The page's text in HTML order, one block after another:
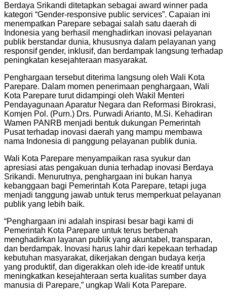
Berdaya Srikandi ditetapkan sebagai award winner pada
kategori “Gender-responsive public services”. Capaian ini
menempatkan Parepare sebagai salah satu daerah di
Indonesia yang berhasil menghadirkan inovasi pelayanan
publik berstandar dunia, khususnya dalam pelayanan yang
responsif gender, inklusif, dan berdampak langsung terhadap
peningkatan kesejahteraan masyarakat.
Penghargaan tersebut diterima langsung oleh Wali Kota
Parepare. Dalam momen penerimaan penghargaan, Wali
Kota Parepare turut didampingi oleh Wakil Menteri
Pendayagunaan Aparatur Negara dan Reformasi Birokrasi,
Komjen Pol. (Purn.) Drs. Purwadi Arianto, M.Si. Kehadiran
Wamen PANRB menjadi bentuk dukungan Pemerintah
Pusat terhadap inovasi daerah yang mampu membawa
nama Indonesia di panggung pelayanan publik dunia.
Wali Kota Parepare menyampaikan rasa syukur dan
apresiasi atas pengakuan dunia terhadap inovasi Berdaya
Srikandi. Menurutnya, penghargaan ini bukan hanya
kebanggaan bagi Pemerintah Kota Parepare, tetapi juga
menjadi tanggung jawab untuk terus memperkuat pelayanan
publik yang lebih baik.
“Penghargaan ini adalah inspirasi besar bagi kami di
Pemerintah Kota Parepare untuk terus berbenah
menghadirkan layanan publik yang akuntabel, transparan,
dan berdampak. Inovasi harus lahir dari kepekaan terhadap
kebutuhan masyarakat, dikerjakan dengan budaya kerja
yang produktif, dan digerakkan oleh ide-ide kreatif untuk
meningkatkan kesejahteraan serta kualitas sumber daya
manusia di Parepare,” ungkap Wali Kota Parepare.